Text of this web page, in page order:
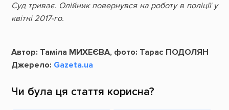
Суд триває. Олійник повернувся на роботу в поліції у
квітні 2017-го.
Автор: Таміла МИХЕЄВА, фото: Тарас ПОДОЛЯН
Джерело: Gazeta.ua
Чи була ця стаття корисна?